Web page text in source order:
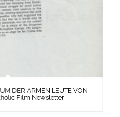
DER ARMEN LEUTE VON
Film Newsletter